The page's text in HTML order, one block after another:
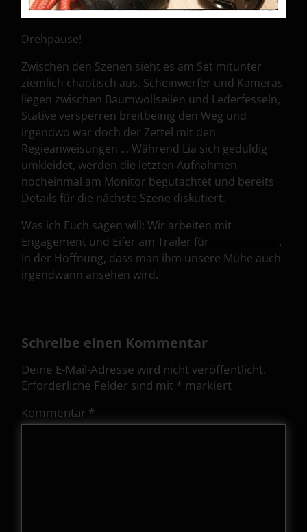
Drehpause!
Zwischen den Szenen sieht es am Set mitunter
ziemlich chaotisch aus. Scheinwerfer und Kameras
liegen zwischen Baumwollseilen und Lederfesseln,
Stative versperren breitbeinig den Weg und
irgendwo war doch der Zettel mit den
Regieanweisungen … Während Lia sich geduldig
umkleidet, werden die letzten Aufnahmen
nocheinmal am Monitor begutachtet und bereits
Details für die nächste Szene diskutiert.
Was ich Euch sagen will: Wir arbeiten mit
Engagement und Eifer am Trailer für
.
In der Hoffnung, dass man ihm unsere Mühe auch
irgendwann ansehen wird.
Schreibe einen Kommentar
Deine E-Mail-Adresse wird nicht veröffentlicht.
Erforderliche Felder sind mit * markiert
Kommentar *